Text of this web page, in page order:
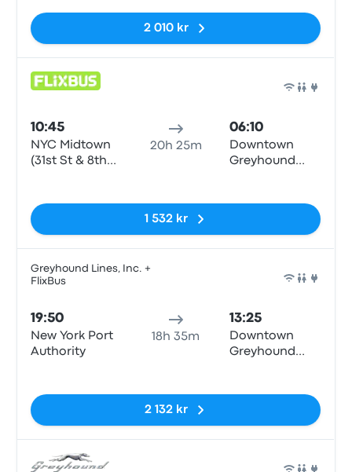
2 010 kr
10:45
NYC Midtown
(31st St & 8th
20h 25m
06:10
Downtown
Greyhound
1 532 kr
Greyhound Lines, Inc. +
FlixBus
19:50
New York Port
Authority
18h 35m
13:25
Downtown
Greyhound
2 132 kr